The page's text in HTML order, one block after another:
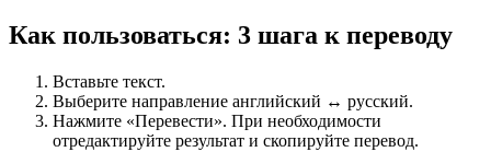
Как пользоваться: 3 шага к переводу
Вставьте текст.
Выберите направление английский ↔ русский.
Нажмите «Перевести». При необходимости
отредактируйте результат и скопируйте перевод.